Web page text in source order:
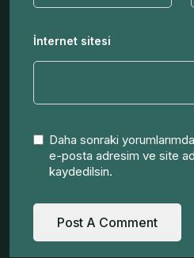
İnternet sitesi
Daha sonraki
e-posta adresim ve site
kaydedilsin.